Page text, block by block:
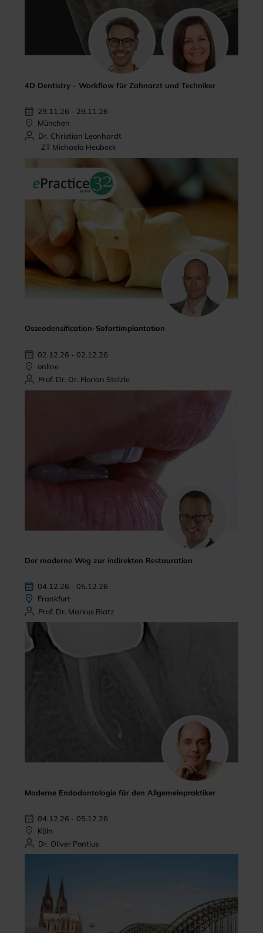
4D Dentistry - Workflow für Zahnarzt und Techniker
29.11.26 - 29.11.26
München
Dr. Christian Leonhardt
ZT Michaela Heubeck
Osseodensification-Sofortimplantation
02.12.26 - 02.12.26
online
Prof. Dr. Dr. Florian Stelzle
Der moderne Weg zur indirekten Restauration
04.12.26 - 05.12.26
Frankfurt
Prof. Dr. Markus Blatz
Moderne Endodontologie für den Allgemeinpraktiker
04.12.26 - 05.12.26
Köln
Dr. Oliver Pontius